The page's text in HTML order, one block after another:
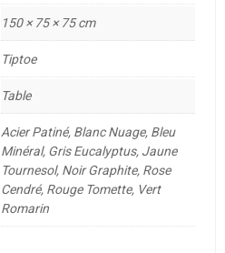
150 × 75 × 75 cm
Tiptoe
Table
Acier Patiné, Blanc Nuage, Bleu
Minéral, Gris Eucalyptus, Jaune
Tournesol, Noir Graphite, Rose
Cendré, Rouge Tomette, Vert
Romarin